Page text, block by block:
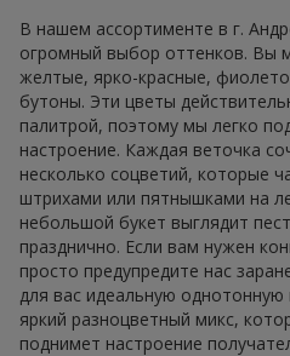
В нашем ассортименте в г.
огромный выбор оттенков. Вы
желтые, ярко-красные,
бутоны. Эти цветы
палитрой, поэтому мы легко
настроение. Каждая веточка
несколько соцветий, которые
штрихами или пятнышками на
небольшой букет выглядит
празднично. Если вам нужен
просто предупредите нас
для вас идеальную
яркий разноцветный микс,
поднимет настроение